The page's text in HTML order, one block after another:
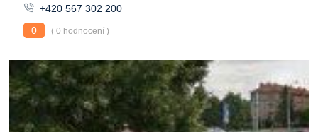
+420 567 302 200
0
( 0 hodnocení )